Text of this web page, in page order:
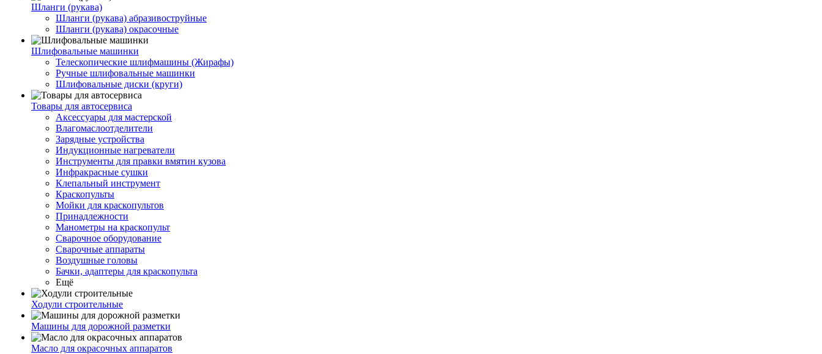
Шланги (рукава)
Шланги (рукава) абразивоструйные
Шланги (рукава) окрасочные
Шлифовальные машинки
Телескопические шлифмашины (Жирафы)
Ручные шлифовальные машинки
Шлифовальные диски (круги)
Товары для автосервиса
Аксессуары для мастерской
Влагомаслоотделители
Зарядные устройства
Индукционные нагреватели
Инструменты для правки вмятин кузова
Инфракрасные сушки
Клепальный инструмент
Краскопульты
Мойки для краскопультов
Принадлежности
Манометры на краскопульт
Сварочное оборудование
Сварочные аппараты
Воздушные головы
Бачки, адаптеры для краскопульта
Ещё
Ходули строительные
Машины для дорожной разметки
Масло для окрасочных аппаратов